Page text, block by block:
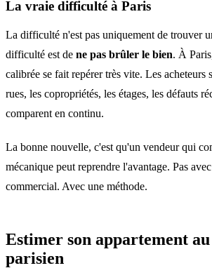
La vraie difficulté à Paris
La difficulté n'est pas uniquement de trouver
difficulté est de ne pas brûler le bien. À
calibrée se fait repérer très vite. Les acheteurs
rues, les copropriétés, les étages, les défauts
comparent en continu.
La bonne nouvelle, c'est qu'un vendeur qui
mécanique peut reprendre l'avantage. Pas
commercial. Avec une méthode.
Estimer son appartement
parisien